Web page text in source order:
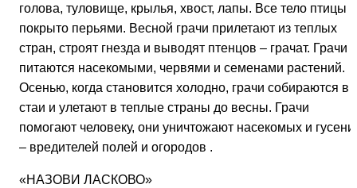
голова, туловище, крылья, хвост, лапы. Все тело птицы
покрыто перьями. Весной грачи прилетают из теплых
стран, строят гнезда и выводят птенцов – грачат. Грачи
питаются насекомыми, червями и семенами растений.
Осенью, когда становится холодно, грачи собираются в
стаи и улетают в теплые страны до весны. Грачи
помогают человеку, они уничтожают насекомых и
– вредителей полей и огородов .
«НАЗОВИ ЛАСКОВО»